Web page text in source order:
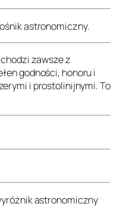
astronomiczny.
chodzi zawsze z
godności, honoru i
i prostolinijnymi. To
astronomiczny